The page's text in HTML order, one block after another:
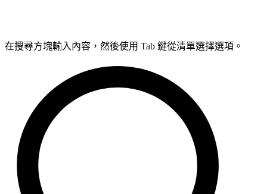
在搜尋方塊輸入內容，然後使用 Tab 鍵從清單選擇選項。